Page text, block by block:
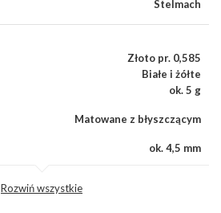
Stelmach
Złoto pr. 0,585
Białe i żółte
ok. 5 g
Matowane z błyszczącym
ok. 4,5 mm
Rozwiń wszystkie